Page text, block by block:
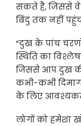
सकते हैं, जिससे वे
बिंदु तक नहीं
“दुख के पांच
स्थिति का
जिससे आप दुख
कभी-कभी
के लिए
लोगों को हमेशा